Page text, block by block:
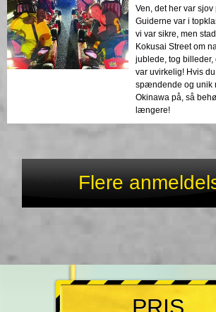
Ven, det her var
Guiderne var i
vi var sikre, men
Kokusai Street om
jublede, tog
var uvirkelig! Hvis
spændende og unik
Okinawa på, så
længere!
Flere